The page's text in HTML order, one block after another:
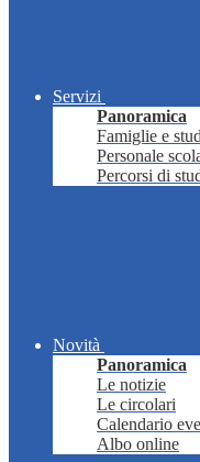
Servizi
Panoramica
Famiglie e
Personale
Percorsi di
Novità
Panoramica
Le notizie
Le circolari
Calendario
Albo online